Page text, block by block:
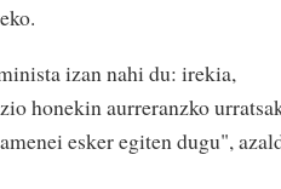
izan nahi du: irekia,
honekin aurreranzko
esker egiten dugu",